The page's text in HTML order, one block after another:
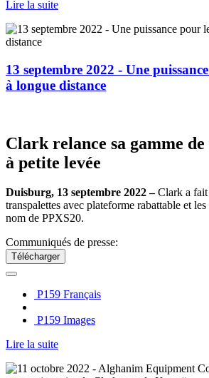
Lire la suite
13 septembre 2022 - Une
à longue distance
Clark relance sa gamme
à petite levée
Duisburg, 13 septembre 2022 –Clark a fait
transpalettes avec plateforme rabattable et
nom de PPXS20.
Communiqués de presse:
Télécharger
P159 Français
P159 Images
Lire la suite